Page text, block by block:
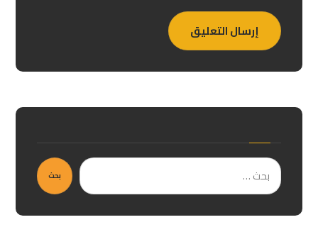
إرسال التعليق
بحث